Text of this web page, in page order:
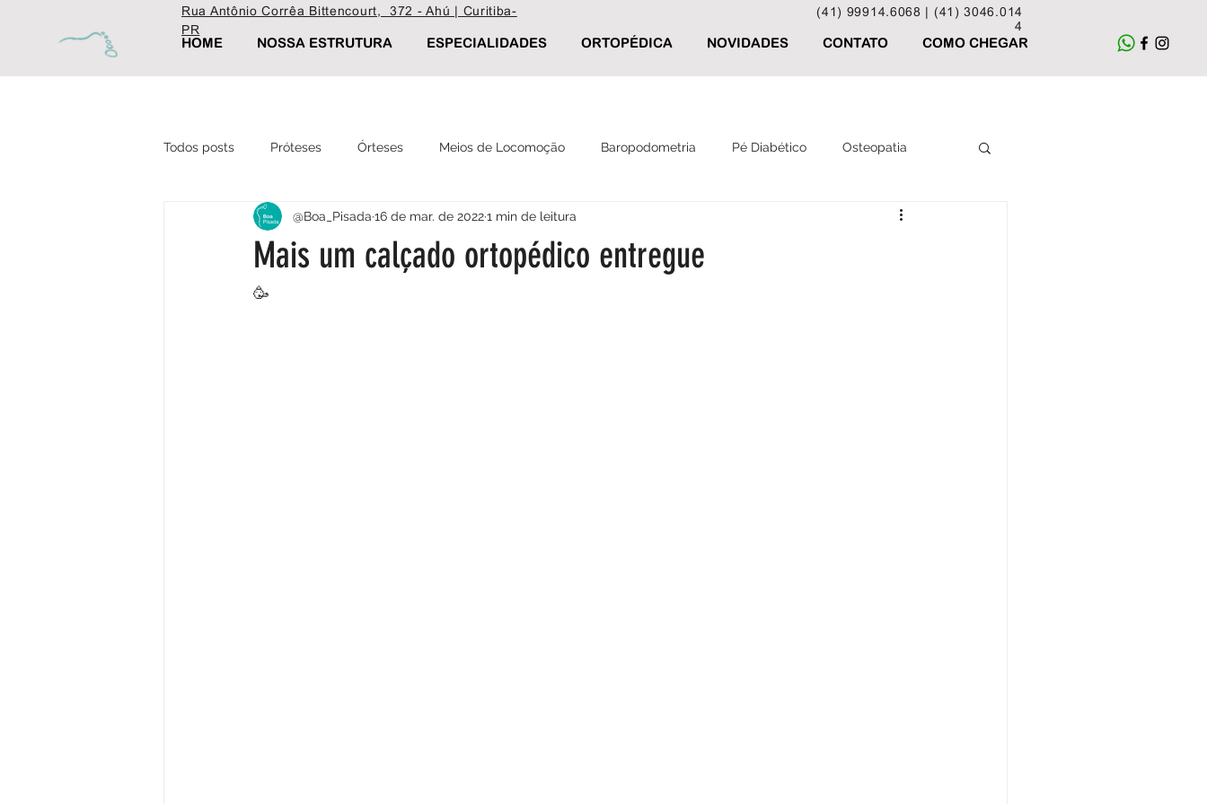
HOME NOSSA ESTRUTURA ESPECIALIDADES ORTOPÉDICA NOVIDADES CONTATO COMO CHEGAR
Rua Antônio Corrêa Bittencourt, 372 - Ahú | Curitiba-
PR
(41) 99914.6068 | (41) 3046.014
4
Todos posts Próteses Órteses Meios de Locomoção Baropodometria Pé Diabético Osteopatia
Ortopédica Fisioterapia Reabilitação Palmilha Postural
Mais um calçado ortopédico entregue
@Boa_Pisada 16 de mar. de 20221 min de leitura
🥳